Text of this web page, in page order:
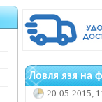
Ловля язя на
20-05-2015,